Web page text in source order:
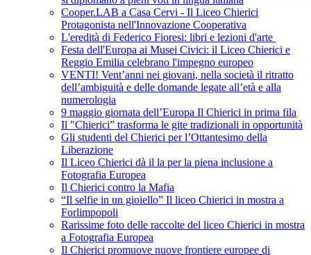
Cooper.LAB a Casa Cervi - Il Liceo Chierici
Protagonista nell'Innovazione Cooperativa
L'eredità di Federico Fioresi: libri e lezioni d'arte
Festa dell'Europa ai Musei Civici: il Liceo Chierici e
Reggio Emilia celebrano l'impegno europeo
VENTI! Vent’anni nei giovani, nella società il ritratto
dell’ambiguità e delle domande legate all’età e alla
numerologia
9 maggio giornata dell’Europa Il Chierici in prima fila
Il "Chierici” trasforma le gite tradizionali in opportunità
Gli studenti del Chierici per l’Ottantesimo della
Liberazione
Il Liceo Chierici dà il la per la piena inclusione a
Fotografia Europea
Il Chierici contro la Mafia
“Il selfie in un gioiello” Il liceo Chierici in mostra a
Forlimpopoli
Rarissime foto delle raccolte del liceo Chierici in mostra
a Fotografia Europea
Il Chierici promuove nuove frontiere europee di